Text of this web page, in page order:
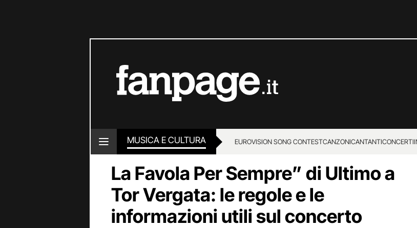
MUSICA E CULTURA EUROVISION SONG CONTESTCANZONICANTANTICONCERTI
La Favola Per Sempre” di Ultimo a
Tor Vergata: le regole e le
informazioni utili sul concerto